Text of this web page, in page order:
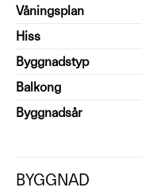
Våningsplan
Hiss
Byggnadstyp
Balkong
Byggnadsår
BYGGNAD